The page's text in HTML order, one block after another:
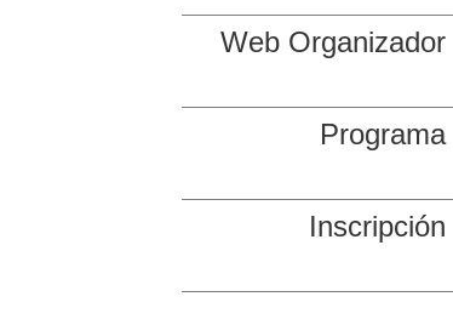
Web Organizador
Programa
Inscripción